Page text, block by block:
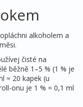
alkoholem a
čisté na
běžně 1–5 % (1 % je
≈ 20 kapek (u
onu je 1 % = 0,1 ml